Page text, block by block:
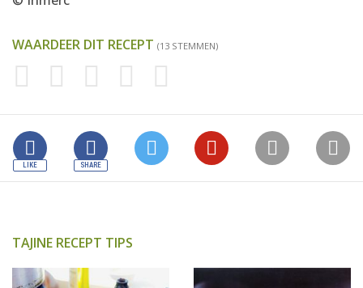
WAARDEER DIT RECEPT (13 STEMMEN)
TAJINE RECEPT TIPS